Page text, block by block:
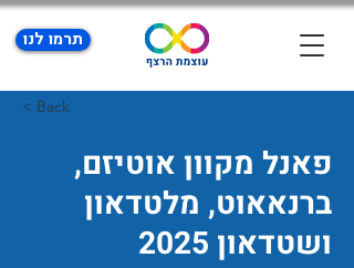
תרמו לנו
< Back
פאנל מקוון אוטיזם,
ברנאאוט, מלטדאון
ושטדאון 2025